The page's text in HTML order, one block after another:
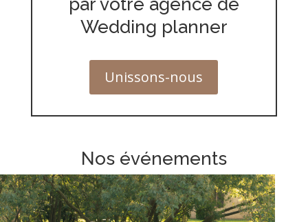
par votre agence de
Wedding planner
Unissons-nous
Nos événements